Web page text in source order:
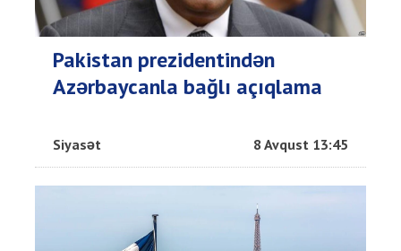
Pakistan prezidentindən
Azərbaycanla bağlı açıqlama
Siyasət 8 Avqust 13:45